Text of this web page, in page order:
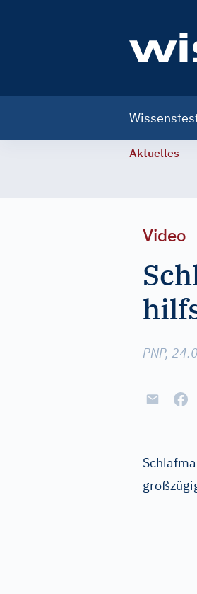
navigation
Aktuelles
Video
PNP,